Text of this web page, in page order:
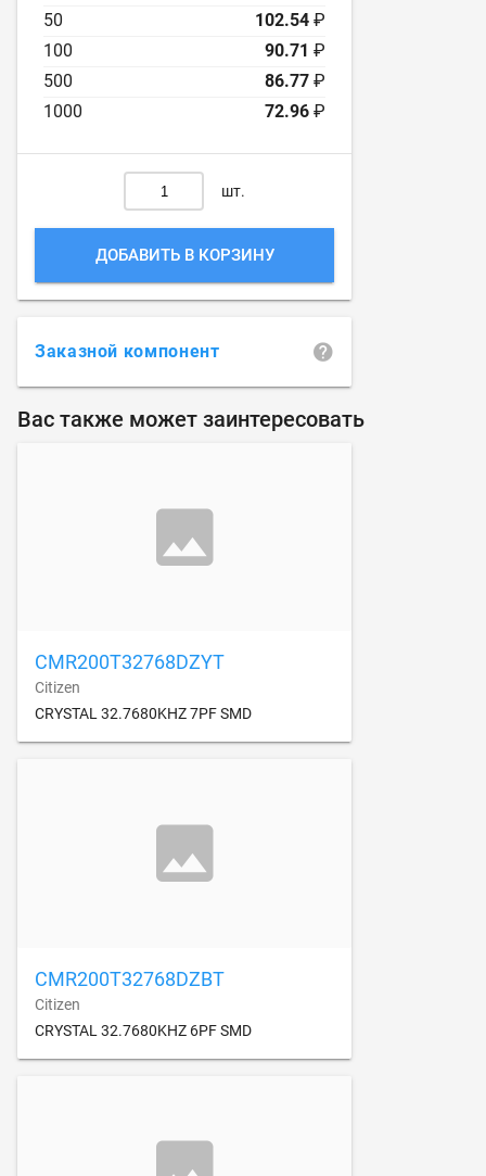
50 102.54 ₽
100
90.71 ₽
500
86.77 ₽
1000
72.96 ₽
шт.
ДОБАВИТЬ В КОРЗИНУ
Заказной компонент
Вас также может заинтересовать
CMR200T32768DZYT
Citizen
CRYSTAL 32.7680KHZ 7PF SMD
CMR200T32768DZBT
Citizen
CRYSTAL 32.7680KHZ 6PF SMD